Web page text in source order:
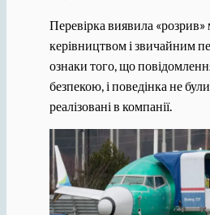
Перевірка виявила
керівництвом і звичайним
ознаки того, що
безпекою, і поведінка не
реалізовані в компанії.